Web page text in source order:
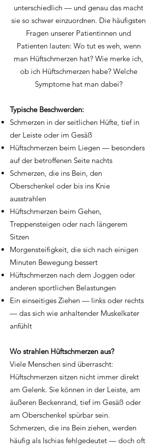
unterschiedlich — und genau das macht
sie so schwer einzuordnen. Die häufigsten
Fragen unserer Patientinnen und
Patienten lauten: Wo tut es weh, wenn
man Hüftschmerzen hat? Wie merke ich,
ob ich Hüftschmerzen habe? Welche
Symptome hat man dabei?
Typische Beschwerden:
Schmerzen in der seitlichen Hüfte, tief in
der Leiste oder im Gesäß
Hüftschmerzen beim Liegen — besonders
auf der betroffenen Seite nachts
Schmerzen, die ins Bein, den
Oberschenkel oder bis ins Knie
ausstrahlen
Hüftschmerzen beim Gehen,
Treppensteigen oder nach längerem
Sitzen
Morgensteifigkeit, die sich nach einigen
Minuten Bewegung bessert
Hüftschmerzen nach dem Joggen oder
anderen sportlichen Belastungen
Ein einseitiges Ziehen — links oder rechts
— das sich wie anhaltender Muskelkater
anfühlt
Wo strahlen Hüftschmerzen aus?
Viele Menschen sind überrascht:
Hüftschmerzen sitzen nicht immer direkt
am Gelenk. Sie können in der Leiste, am
äußeren Beckenrand, tief im Gesäß oder
am Oberschenkel spürbar sein.
Schmerzen, die ins Bein ziehen, werden
häufig als Ischias fehlgedeutet — doch oft